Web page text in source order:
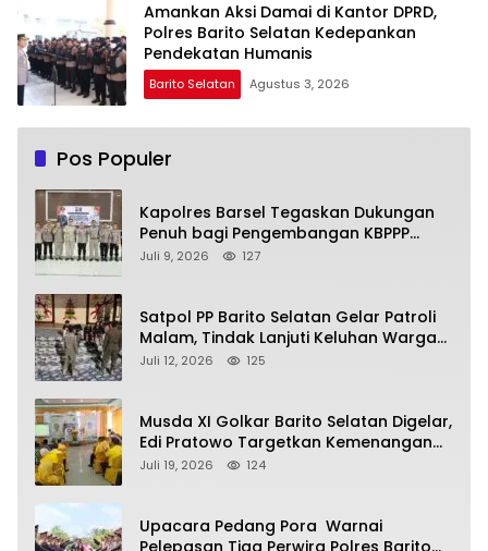
Amankan Aksi Damai di Kantor DPRD,
Polres Barito Selatan Kedepankan
Pendekatan Humanis
Barito Selatan Agustus 3, 2026
Pos Populer
Kapolres Barsel Tegaskan Dukungan
Penuh bagi Pengembangan KBPPP
Kalimantan Tengah
Juli 9, 2026 127
Satpol PP Barito Selatan Gelar Patroli
Malam, Tindak Lanjuti Keluhan Warga
soal Balap Liar dan Remaja Nongkrong
Juli 12, 2026 125
Musda XI Golkar Barito Selatan Digelar,
Edi Pratowo Targetkan Kemenangan
Partai pada Pemilu Mendatang
Juli 19, 2026 124
Upacara Pedang Pora Warnai
Pelepasan Tiga Perwira Polres Barito